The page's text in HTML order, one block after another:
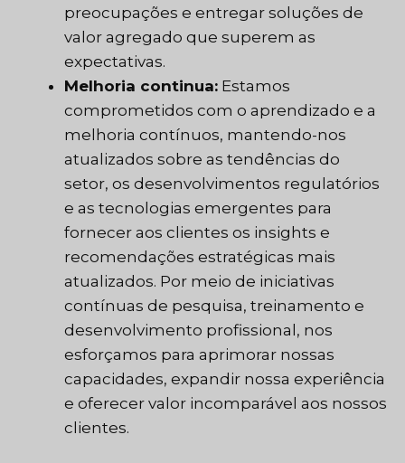
preocupações e entregar soluções de
valor agregado que superem as
expectativas.
Melhoria continua: Estamos
comprometidos com o aprendizado e a
melhoria contínuos, mantendo-nos
atualizados sobre as tendências do
setor, os desenvolvimentos regulatórios
e as tecnologias emergentes para
fornecer aos clientes os insights e
recomendações estratégicas mais
atualizados. Por meio de iniciativas
contínuas de pesquisa, treinamento e
desenvolvimento profissional, nos
esforçamos para aprimorar nossas
capacidades, expandir nossa experiência
e oferecer valor incomparável aos nossos
clientes.